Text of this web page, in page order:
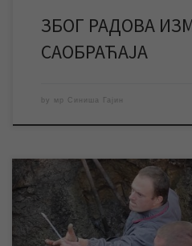
ЗБОГ РАДОВА
САОБРАЋАЈА
by мр Синиша Гајин
У непосредној близини кварова
јуче успешно санирани од